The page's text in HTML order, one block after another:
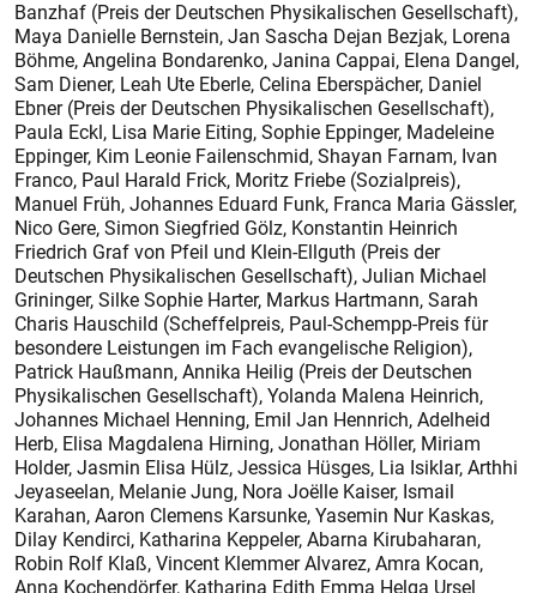
Banzhaf (Preis der Deutschen Physikalischen Gesellschaft),
Maya Danielle Bernstein, Jan Sascha Dejan Bezjak, Lorena
Böhme, Angelina Bondarenko, Janina Cappai, Elena Dangel,
Sam Diener, Leah Ute Eberle, Celina Eberspächer, Daniel
Ebner (Preis der Deutschen Physikalischen Gesellschaft),
Paula Eckl, Lisa Marie Eiting, Sophie Eppinger, Madeleine
Eppinger, Kim Leonie Failenschmid, Shayan Farnam, Ivan
Franco, Paul Harald Frick, Moritz Friebe (Sozialpreis),
Manuel Früh, Johannes Eduard Funk, Franca Maria Gässler,
Nico Gere, Simon Siegfried Gölz, Konstantin Heinrich
Friedrich Graf von Pfeil und Klein-Ellguth (Preis der
Deutschen Physikalischen Gesellschaft), Julian Michael
Grininger, Silke Sophie Harter, Markus Hartmann, Sarah
Charis Hauschild (Scheffelpreis, Paul-Schempp-Preis für
besondere Leistungen im Fach evangelische Religion),
Patrick Haußmann, Annika Heilig (Preis der Deutschen
Physikalischen Gesellschaft), Yolanda Malena Heinrich,
Johannes Michael Henning, Emil Jan Hennrich, Adelheid
Herb, Elisa Magdalena Hirning, Jonathan Höller, Miriam
Holder, Jasmin Elisa Hülz, Jessica Hüsges, Lia Isiklar, Arthhi
Jeyaseelan, Melanie Jung, Nora Joëlle Kaiser, Ismail
Karahan, Aaron Clemens Karsunke, Yasemin Nur Kaskas,
Dilay Kendirci, Katharina Keppeler, Abarna Kirubaharan,
Robin Rolf Klaß, Vincent Klemmer Alvarez, Amra Kocan,
Anna Kochendörfer, Katharina Edith Emma Helga Ursel